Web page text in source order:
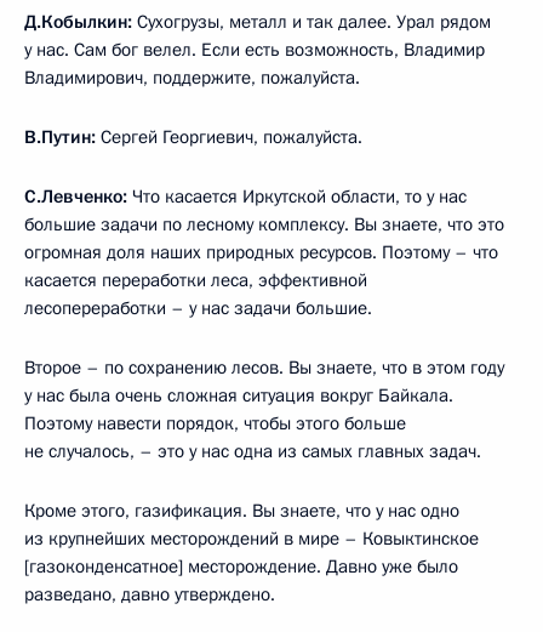
Д.Кобылкин: Сухогрузы, металл и так далее. Урал рядом
у нас. Сам бог велел. Если есть возможность, Владимир
Владимирович, поддержите, пожалуйста.
В.Путин: Сергей Георгиевич, пожалуйста.
С.Левченко: Что касается Иркутской области, то у нас
большие задачи по лесному комплексу. Вы знаете, что это
огромная доля наших природных ресурсов. Поэтому – что
касается переработки леса, эффективной
лесопереработки – у нас задачи большие.
Второе – по сохранению лесов. Вы знаете, что в этом году
у нас была очень сложная ситуация вокруг Байкала.
Поэтому навести порядок, чтобы этого больше
не случалось, – это у нас одна из самых главных задач.
Кроме этого, газификация. Вы знаете, что у нас одно
из крупнейших месторождений в мире – Ковыктинское
[газоконденсатное] месторождение. Давно уже было
разведано, давно утверждено.